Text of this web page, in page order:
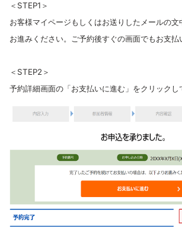
＜STEP1＞
お客様マイページもしくはお送りしたメールの
お進みください。ご予約後すぐの画面でもお支払
＜STEP2＞
予約詳細画面の「お支払いに進む」をクリックし